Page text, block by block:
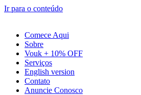
Ir para o conteúdo
Comece Aqui
Sobre
Vouk + 10% OFF
Serviços
English version
Contato
Anuncie Conosco